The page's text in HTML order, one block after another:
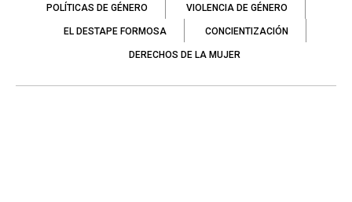
POLÍTICAS DE GÉNERO VIOLENCIA DE GÉNERO
EL DESTAPE FORMOSA CONCIENTIZACIÓN
DERECHOS DE LA MUJER